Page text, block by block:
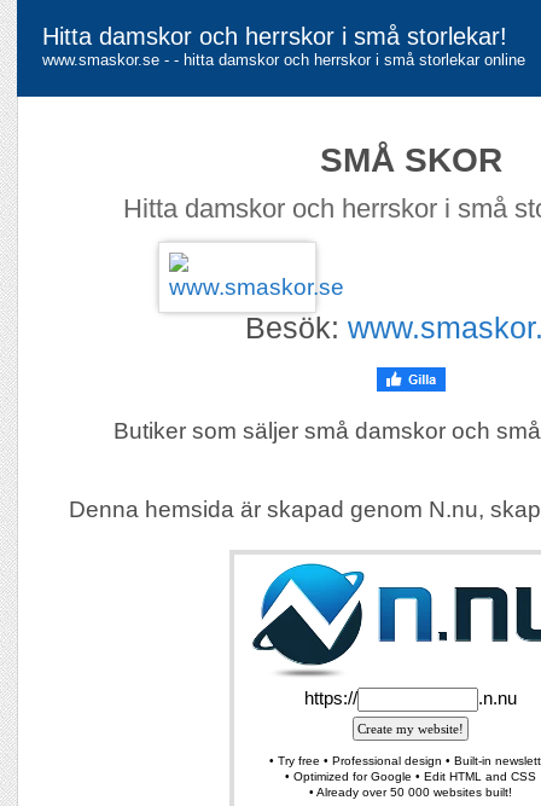
Hitta damskor och herrskor i små storlekar!
www.smaskor.se - - hitta damskor och herrskor i små storlekar online
SMÅ SKOR
Hitta damskor och herrskor i små
Besök:
Butiker som säljer små damskor och
Denna hemsida är skapad genom N.nu,